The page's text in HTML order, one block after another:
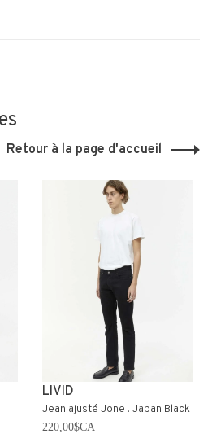
Retour à la page d'accueil
LIVID
Jean ajusté Jone . Japan Black
220,00$CA